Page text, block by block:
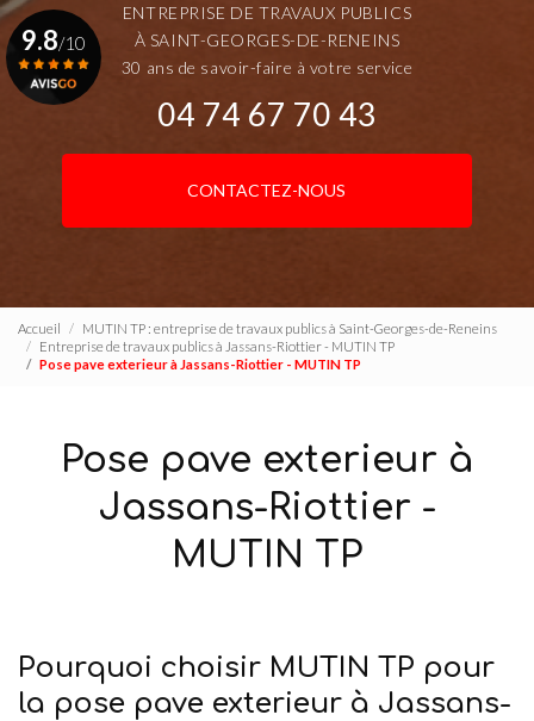
ENTREPRISE DE TRAVAUX PUBLICS
À SAINT-GEORGES-DE-RENEINS
30 ans de savoir-faire à votre service
04 74 67 70 43
CONTACTEZ-NOUS
9.8/10
Accueil
MUTIN TP : entreprise de travaux publics à Saint-Georges-de-Reneins
Entreprise de travaux publics à Jassans-Riottier - MUTIN TP
Pose pave exterieur à Jassans-Riottier - MUTIN TP
Pose pave exterieur à
Jassans-Riottier -
MUTIN TP
Pourquoi choisir MUTIN TP pour
la pose pave exterieur à Jassans-